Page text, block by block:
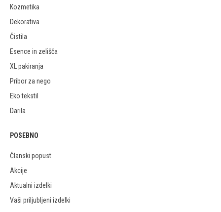
Kozmetika
Dekorativa
Čistila
Esence in zelišča
XL pakiranja
Pribor za nego
Eko tekstil
Darila
POSEBNO
Članski popust
Akcije
Aktualni izdelki
Vaši priljubljeni izdelki